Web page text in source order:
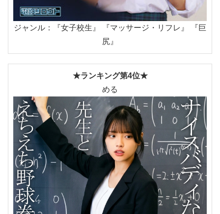
ジャンル：『女子校生』 『マッサージ・リフレ』 『巨
尻』
★ランキング第4位★
める